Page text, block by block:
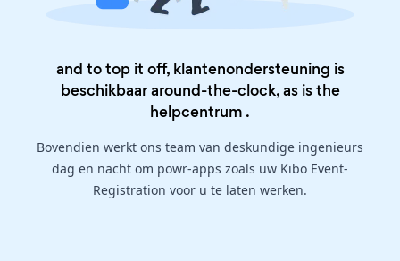
and to top it off, klantenondersteuning is
beschikbaar around-the-clock, as is the
helpcentrum .
Bovendien werkt ons team van deskundige ingenieurs
dag en nacht om powr-apps zoals uw Kibo Event-
Registration voor u te laten werken.